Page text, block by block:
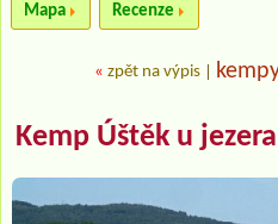
Mapa Recenze
« zpět na výpis
Kemp Úštěk u